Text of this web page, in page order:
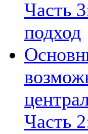
Часть
подход
Часть